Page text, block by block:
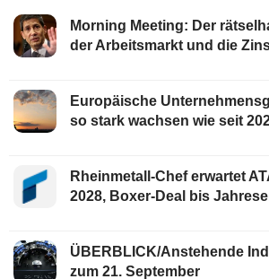
Morning Meeting: Der
der Arbeitsmarkt und die
Europäische
so stark wachsen wie seit
Rheinmetall-Chef erwartet
2028, Boxer-Deal bis
ÜBERBLICK/Anstehende
zum 21. September